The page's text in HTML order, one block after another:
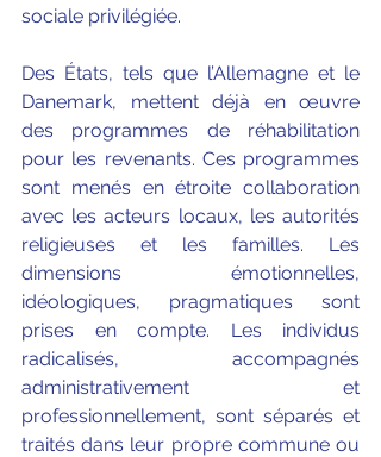
sociale privilégiée.
Des États, tels que l’Allemagne et le
Danemark, mettent déjà en œuvre
des programmes de réhabilitation
pour les revenants. Ces programmes
sont menés en étroite collaboration
avec les acteurs locaux, les autorités
religieuses et les familles. Les
dimensions émotionnelles,
idéologiques, pragmatiques sont
prises en compte. Les individus
radicalisés, accompagnés
administrativement et
professionnellement, sont séparés et
traités dans leur propre commune ou